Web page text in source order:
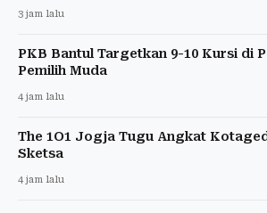
3 jam lalu
PKB Bantul Targetkan 9-10 Kursi di
Pemilih Muda
4 jam lalu
The 1O1 Jogja Tugu Angkat
Sketsa
4 jam lalu